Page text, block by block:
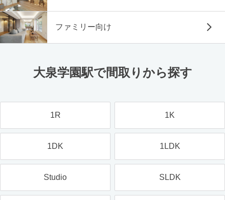
ファミリー向け
大泉学園駅で間取りから探す
1R 1K
1DK 1LDK
Studio SLDK